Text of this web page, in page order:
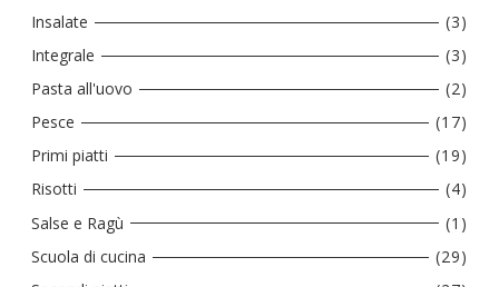
Insalate
(3)
Integrale
(3)
Pasta all'uovo
(2)
Pesce
(17)
Primi piatti
(19)
Risotti
(4)
Salse e Ragù
(1)
Scuola di cucina
(29)